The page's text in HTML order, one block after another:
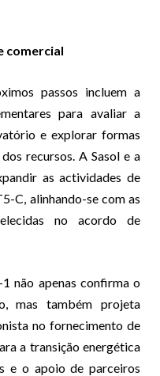
comercial
passos incluem a
para avaliar a
e explorar formas
recursos. A Sasol e a
as actividades de
C, alinhando-se com as
no acordo de
não apenas confirma o
mas também projeta
no fornecimento de
a transição energética
e o apoio de parceiros